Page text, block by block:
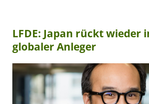
LFDE: Japan rückt wieder
globaler Anleger